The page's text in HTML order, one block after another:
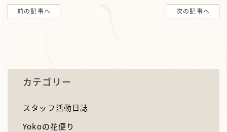
前の記事へ 次の記事へ
カテゴリー
スタッフ活動日誌
Yokoの花便り